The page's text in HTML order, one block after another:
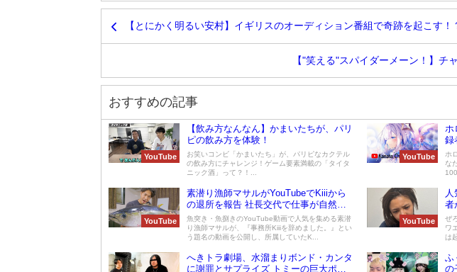
【とにかく明るい安村】イギリスのオーディション番組で奇跡を起こす！
【"笑える"スパイダーメーン！】チ
おすすめの記事
YouTube
【飲み方なんなん】かまいたちが、パリ
ピの飲み方を体験！
お笑いコンビ「かまいたち」が、パリピなカクテル
の飲み方にチャレンジ！ゲーム要素満載の「タイタ
ニック酒」って？！...
YouTube
ホ
録
総
ホ
な
YouTube
素潜り漁師マサルがYouTubeでKiiiから
の退所を報告 社長交代で仕事が自然消
滅の現状に「こんな終わりかたになって
ちょっと悲しい」
魚突き・魚捌きのYouTube動画で人気を集める素潜
り漁師マサルが、『事務所Kiiiを辞めました。』とい
う題名の動画を公開し、所属していたK...
YouTube
者
よ
ぜ
ワ
は
へきトラ劇場、水溜まりボンド・カンタ
に謝罪とサプライズ トミーの巨大ポス
ふ
の